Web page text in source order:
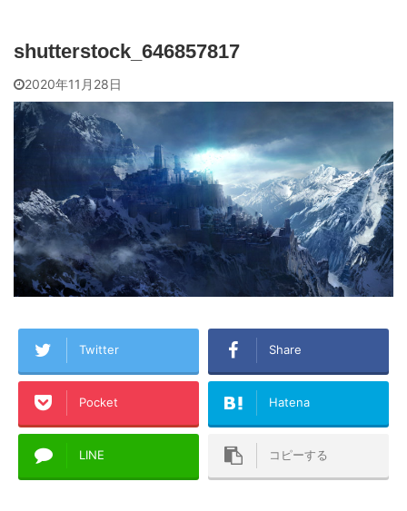
shutterstock_646857817
2020年11月28日
Twitter Share
Pocket Hatena
LINE コピーする